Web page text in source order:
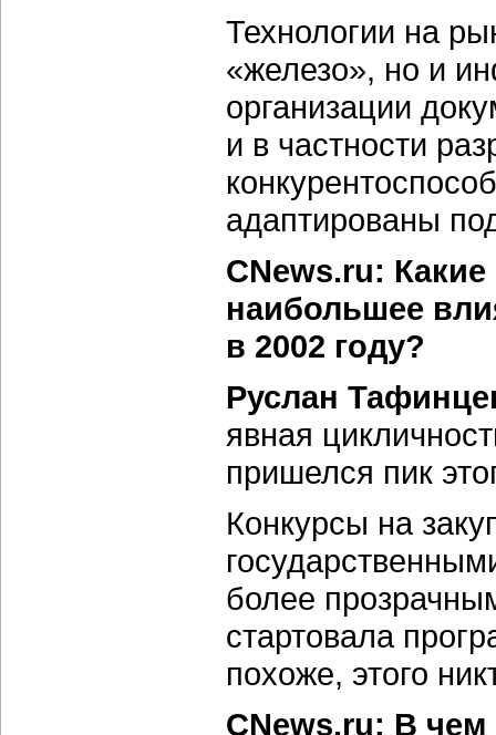
Технологии на
«железо», но и
организации
и в частности
адаптированы
CNews.ru:
наибольшее
в 2002 году?
Руслан
явная
пришелся пик
Конкурсы на
более
стартовала
похоже, этого
CNews.ru: В чем